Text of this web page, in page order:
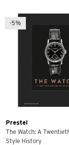
-5%
Prestel
The Watch: A
Style History